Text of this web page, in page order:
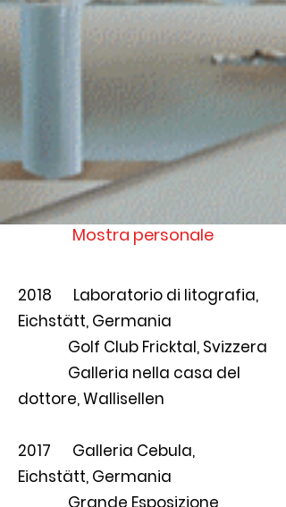
Mostra personale
2018 Laboratorio di litografia,
Eichstätt, Germania
Golf Club Fricktal, Svizzera
Galleria nella casa del
dottore, Wallisellen
2017 Galleria Cebula,
Eichstätt, Germania
Grande Esposizione